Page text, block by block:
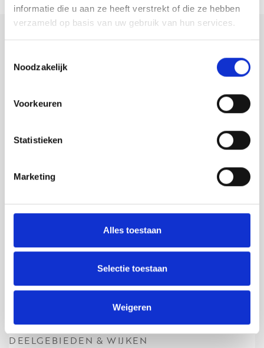
informatie die u aan ze heeft verstrekt of die ze hebben
verzameld op basis van uw gebruik van hun services.
Noodzakelijk
Voorkeuren
Statistieken
Marketing
Alles toestaan
Selectie toestaan
Weigeren
DEELGEBIEDEN & WIJKEN